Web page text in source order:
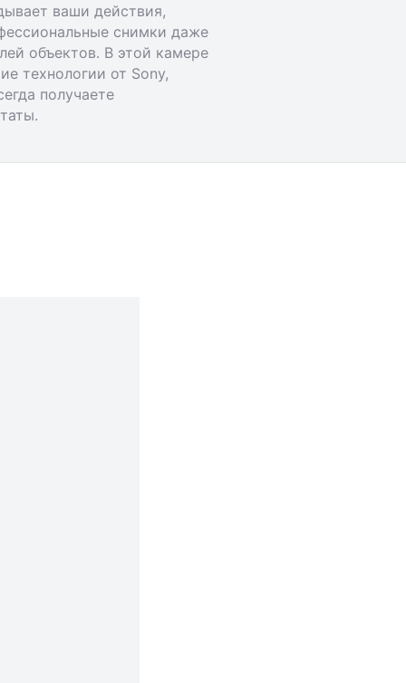
ваши действия,
снимки даже
объектов. В этой камере
технологии от Sony,
получаете